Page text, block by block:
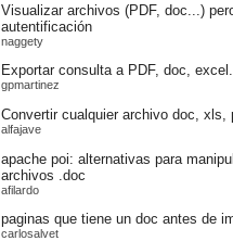
Visualizar archivos (PDF, doc...)
autentificación
naggety
Exportar consulta a PDF, doc,
gpmartinez
Convertir cualquier archivo doc, xls,
alfajave
apache poi: alternativas para
archivos .doc
afilardo
paginas que tiene un doc antes de
carlosalvet